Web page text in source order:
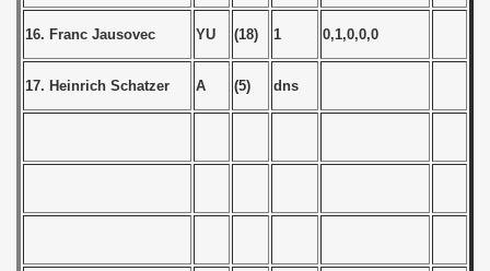
16. Franc Jausovec YU (18) 1 0,1,0,0,0
17. Heinrich Schatzer A (5) dns
- 1992
- 1993
- 1996